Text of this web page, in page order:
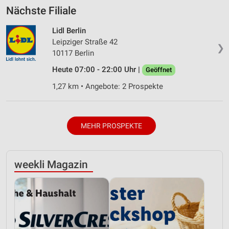
Nächste Filiale
❯
Lidl Berlin
Leipziger Straße 42
10117 Berlin
Heute 07:00 - 22:00 Uhr |
Geöffnet
1,27 km • Angebote: 2 Prospekte
MEHR PROSPEKTE
weekli Magazin